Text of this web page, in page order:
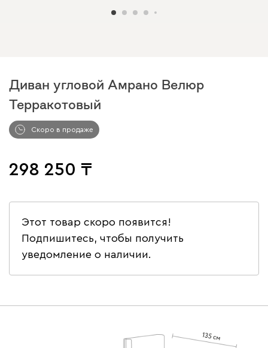
Диван угловой Амрано Велюр
Терракотовый
Скоро в продаже
298 250
Этот товар скоро появится!
Подпишитесь, чтобы получить
уведомление о наличии.